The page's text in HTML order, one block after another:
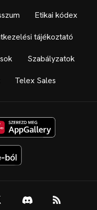
Etikai kódex
tájékoztató
Szabályzatok
Telex Sales